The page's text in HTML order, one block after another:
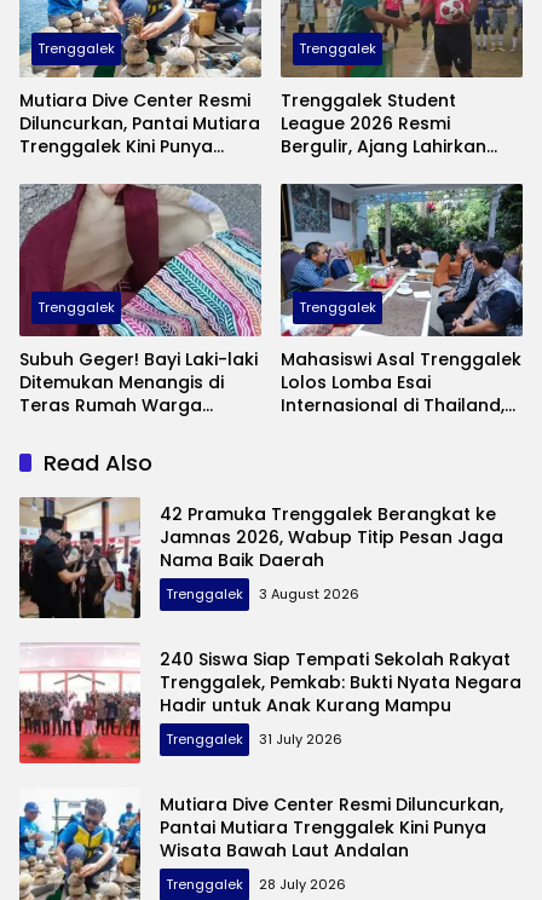
Trenggalek
Mutiara Dive Center Resmi
Diluncurkan, Pantai Mutiara
Trenggalek Kini Punya
Andalan
Trenggalek
Trenggalek Student
League 2026 Resmi
Bergulir, Ajang Lahirkan
Perebutkan Piala Bupati
Trenggalek
Subuh Geger! Bayi Laki-laki
Ditemukan Menangis di
Teras Rumah Warga
Pelaku Pembuangan
Trenggalek
Mahasiswi Asal Trenggalek
Lolos Lomba Esai
Internasional di Thailand,
Read Also
42 Pramuka Trenggalek Berangkat ke
Jamnas 2026, Wabup Titip Pesan Jaga
Nama Baik Daerah
Trenggalek 3 August 2026
240 Siswa Siap Tempati Sekolah Rakyat
Trenggalek, Pemkab: Bukti Nyata Negara
Hadir untuk Anak Kurang Mampu
Trenggalek 31 July 2026
Mutiara Dive Center Resmi Diluncurkan,
Pantai Mutiara Trenggalek Kini Punya
Wisata Bawah Laut Andalan
Trenggalek 28 July 2026